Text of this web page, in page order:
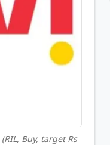
Buy, target Rs